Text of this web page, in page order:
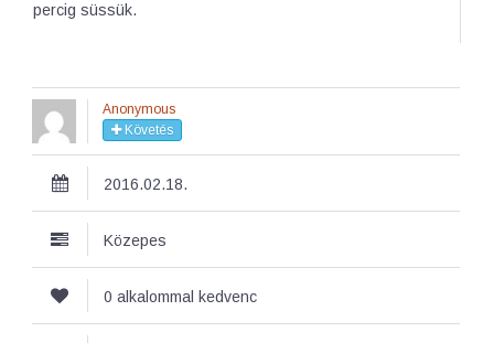
percig süssük.
Anonymous
Követés
2016.02.18.
Közepes
0 alkalommal kedvenc